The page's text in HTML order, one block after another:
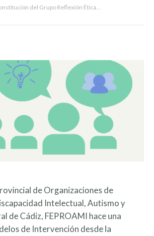
del Grupo Reflexión Ética…
de Organizaciones de
Intelectual, Autismo y
de Cádiz, FEPROAMI hace una
de Intervención desde la